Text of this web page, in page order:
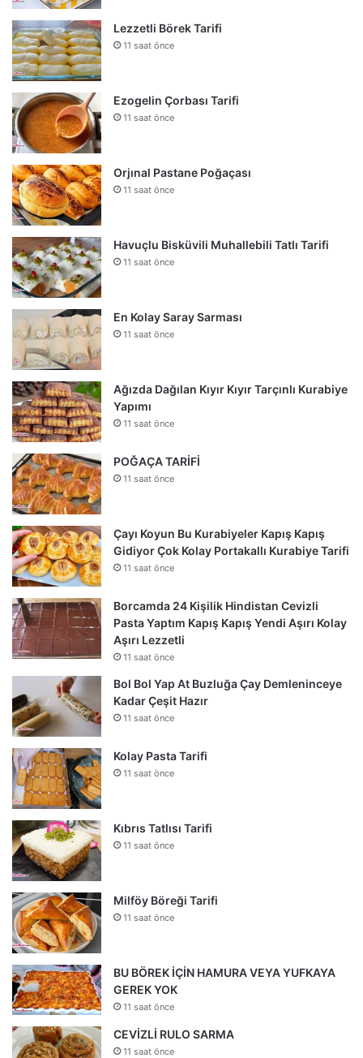
Lezzetli Börek Tarifi
11 saat önce
Ezogelin Çorbası Tarifi
11 saat önce
Orjınal Pastane Poğaçası
11 saat önce
Havuçlu Bisküvili Muhallebili Tatlı Tarifi
11 saat önce
En Kolay Saray Sarması
11 saat önce
Ağızda Dağılan Kıyır Kıyır Tarçınlı Kurabiye
Yapımı
11 saat önce
POĞAÇA TARİFİ
11 saat önce
Çayı Koyun Bu Kurabiyeler Kapış Kapış
Gidiyor Çok Kolay Portakallı Kurabiye Tarifi
11 saat önce
Borcamda 24 Kişilik Hindistan Cevizli
Pasta Yaptım Kapış Kapış Yendi Aşırı Kolay
Aşırı Lezzetli
11 saat önce
Bol Bol Yap At Buzluğa Çay Demleninceye
Kadar Çeşit Hazır
11 saat önce
Kolay Pasta Tarifi
11 saat önce
Kıbrıs Tatlısı Tarifi
11 saat önce
Milföy Böreği Tarifi
11 saat önce
BU BÖREK İÇİN HAMURA VEYA YUFKAYA
GEREK YOK
11 saat önce
CEVİZLİ RULO SARMA
11 saat önce